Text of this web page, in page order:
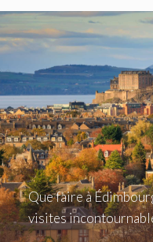
Que faire à
visites